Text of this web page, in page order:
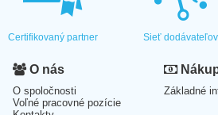
Certifikovaný partner Sieť dodávateľov
O nás
O spoločnosti
Voľné pracovné pozície
Základné